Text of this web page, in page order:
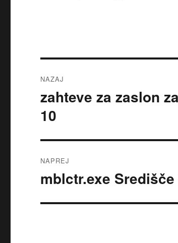
prispevka
NAZAJ
Prejšnji
prispevek:
zahteve za zaslon
10
NAPREJ
Naslednji
mblctr.exe